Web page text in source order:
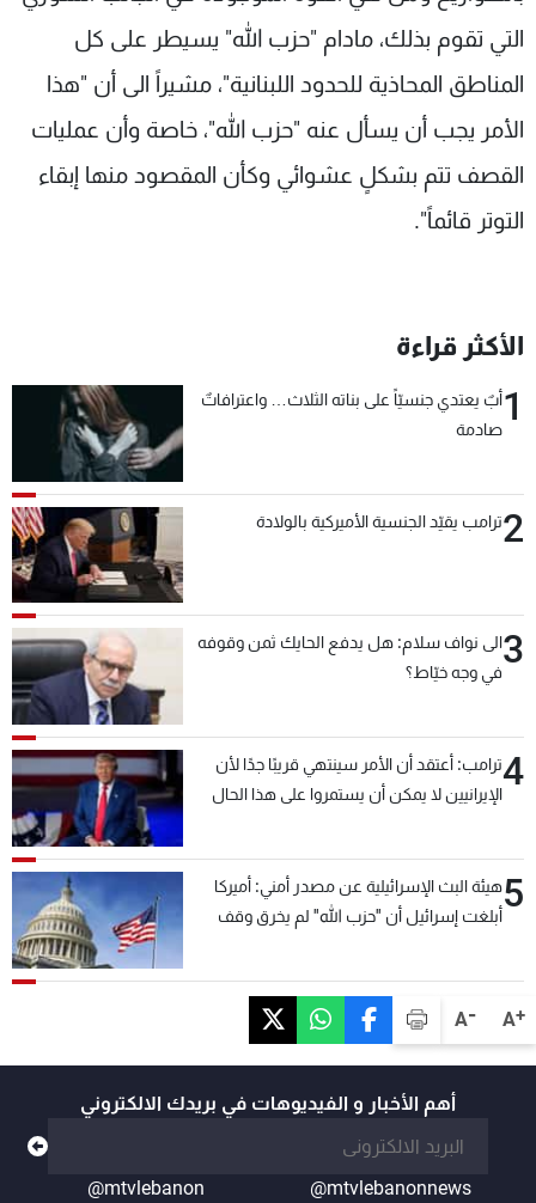
A+
A-
التي تقوم بذلك، مادام "حزب الله" يسيطر على كل
المناطق المحاذية للحدود اللبنانية"، مشيراً الى أن "هذا
الأمر يجب أن يسأل عنه "حزب الله"، خاصة وأن عمليات
القصف تتم بشكلٍ عشوائي وكأن المقصود منها إبقاء
التوتر قائماً".
الأكثر قراءة
1أبٌ يعتدي جنسيّاً على بناته الثلاث… واعترافاتٌ
صادمة
2ترامب يقيّد الجنسية الأميركية بالولادة
3الى نواف سلام: هل يدفع الحايك ثمن وقوفه
في وجه خيّاط؟
4ترامب: أعتقد أن الأمر سينتهي قريبًا جدًا لأن
الإيرانيين لا يمكن أن يستمروا على هذا الحال
5هيئة البث الإسرائيلية عن مصدر أمني: أميركا
أبلغت إسرائيل أن "حزب الله" لم يخرق وقف
أهم الأخبار و الفيديوهات في بريدك الالكتروني
@mtvlebanonnews
@mtvlebanon